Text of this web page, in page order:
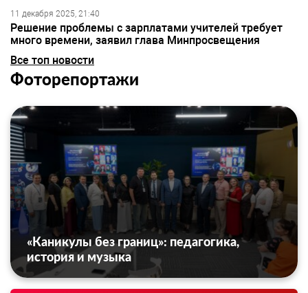
11 декабря 2025, 21:40
Решение проблемы с зарплатами учителей требует
много времени, заявил глава Минпросвещения
Все топ новости
Фоторепортажи
«Каникулы без границ»: педагогика,
история и музыка